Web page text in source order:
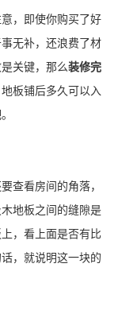
，即使你购买了好
无补，还浪费了材
关键，那么装修完
板铺后多久可以入
查看房间的角落，
地板之间的缝隙是
，看上面是否有比
，就说明这一块的